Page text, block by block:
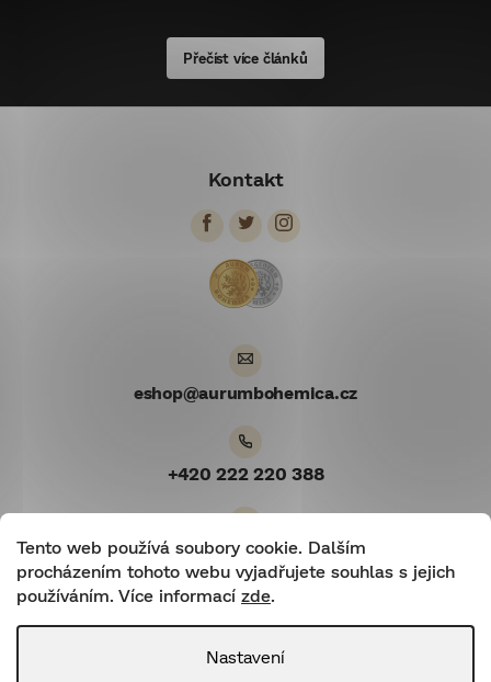
Tento web používá soubory cookie. Dalším
procházením tohoto webu vyjadřujete souhlas s jejich
používáním. Více informací zde.
Nastavení
Přečíst více článků
Kontakt
eshop@aurumbohemica.cz
+420 222 220 388
Youtube